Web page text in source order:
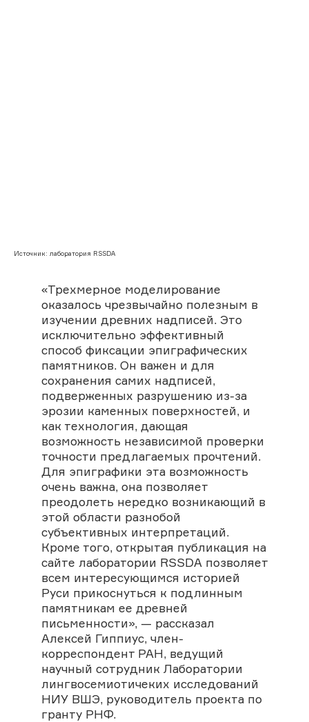
Источник: лаборатория RSSDA
«Трехмерное моделирование
оказалось чрезвычайно полезным в
изучении древних надписей. Это
исключительно эффективный
способ фиксации эпиграфических
памятников. Он важен и для
сохранения самих надписей,
подверженных разрушению из-за
эрозии каменных поверхностей, и
как технология, дающая
возможность независимой проверки
точности предлагаемых прочтений.
Для эпиграфики эта возможность
очень важна, она позволяет
преодолеть нередко возникающий в
этой области разнобой
субъективных интерпретаций.
Кроме того, открытая публикация на
сайте лаборатории RSSDA позволяет
всем интересующимся историей
Руси прикоснуться к подлинным
памятникам ее древней
письменности», — рассказал
Алексей Гиппиус, член-
корреспондент РАН, ведущий
научный сотрудник Лаборатории
лингвосемиотичеких исследований
НИУ ВШЭ, руководитель проекта по
гранту РНФ.